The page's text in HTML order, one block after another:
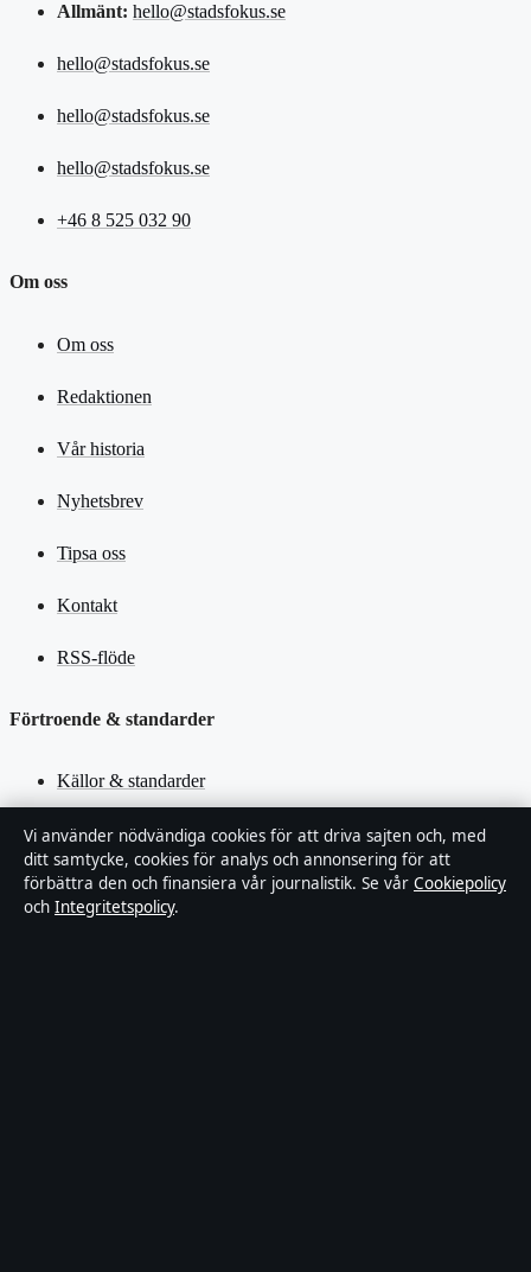
Allmänt: hello@stadsfokus.se
hello@stadsfokus.se
hello@stadsfokus.se
hello@stadsfokus.se
+46 8 525 032 90
Om oss
Om oss
Redaktionen
Vår historia
Nyhetsbrev
Tipsa oss
Kontakt
RSS-flöde
Förtroende & standarder
Källor & standarder
Redaktionell policy
Rättelsepolicy
Vi använder nödvändiga cookies för att driva sajten och, med
ditt samtycke, cookies för analys och annonsering för att
förbättra den och finansiera vår journalistik. Se vår Cookiepolicy
och Integritetspolicy.